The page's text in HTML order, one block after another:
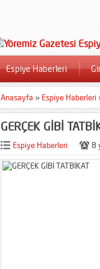
Espiye Haberleri
Anasayfa » Espiye Haberleri
GERÇEK GİBİ
Espiye Haberleri 8